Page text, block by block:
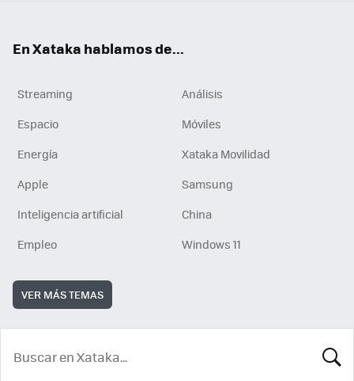
En Xataka hablamos de...
Streaming
Análisis
Espacio
Móviles
Energía
Xataka Movilidad
Apple
Samsung
Inteligencia artificial
China
Empleo
Windows 11
VER MÁS TEMAS